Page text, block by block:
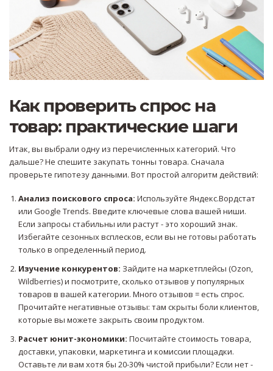
Как проверить спрос на
товар: практические шаги
Итак, вы выбрали одну из перечисленных категорий. Что
дальше? Не спешите закупать тонны товара. Сначала
проверьте гипотезу данными. Вот простой алгоритм действий:
Анализ поискового спроса: Используйте Яндекс.Вордстат
или Google Trends. Введите ключевые слова вашей ниши.
Если запросы стабильны или растут - это хороший знак.
Избегайте сезонных всплесков, если вы не готовы работать
только в определенный период.
Изучение конкурентов: Зайдите на маркетплейсы (Ozon,
Wildberries) и посмотрите, сколько отзывов у популярных
товаров в вашей категории. Много отзывов = есть спрос.
Прочитайте негативные отзывы: там скрыты боли клиентов,
которые вы можете закрыть своим продуктом.
Расчет юнит-экономики: Посчитайте стоимость товара,
доставки, упаковки, маркетинга и комиссии площадки.
Оставьте ли вам хотя бы 20-30% чистой прибыли? Если нет -